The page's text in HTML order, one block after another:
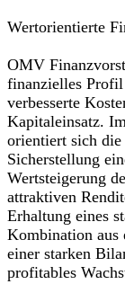
Wertorientierte
OMV
finanzielles
verbesserte
Kapitaleinsatz.
orientiert sich
Sicherstellung
Wertsteigerung
attraktiven
Erhaltung eines
Kombination aus
einer starken
profitables